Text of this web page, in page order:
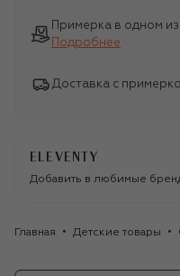
Примерка в одном
Подробнее
Доставка с
ELEVENTY
Добавить в любимые
Главная Детские товары